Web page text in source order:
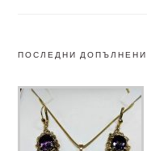
ПОСЛЕДНИ ДОПЪЛНЕНИЯ